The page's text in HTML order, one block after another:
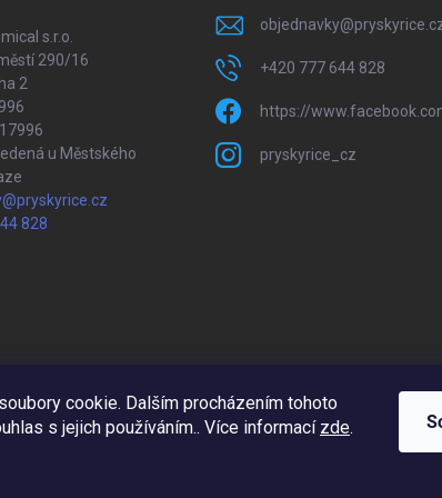
cookie. Dalším procházením tohoto
s jejich používáním.. Více informací zde.
s.r.o.
290/16
2
u Městského
828
objednavky@
+420 777 644 828
https://
pryskyrice_cz
Upravil 404notfound.cz